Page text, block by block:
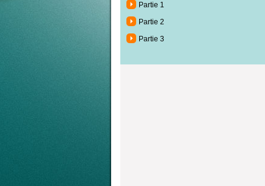
Partie 1
Partie 2
Partie 3